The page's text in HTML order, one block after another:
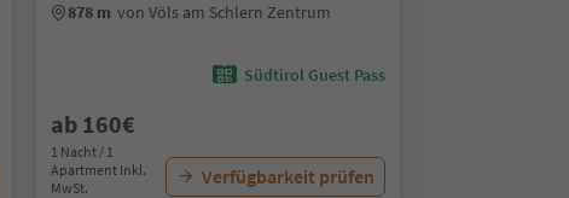
878 m von Völs am Schlern Zentrum
Südtirol Guest Pass
ab 160€
1 Nacht / 1
Apartment Inkl.
MwSt.
Verfügbarkeit prüfen